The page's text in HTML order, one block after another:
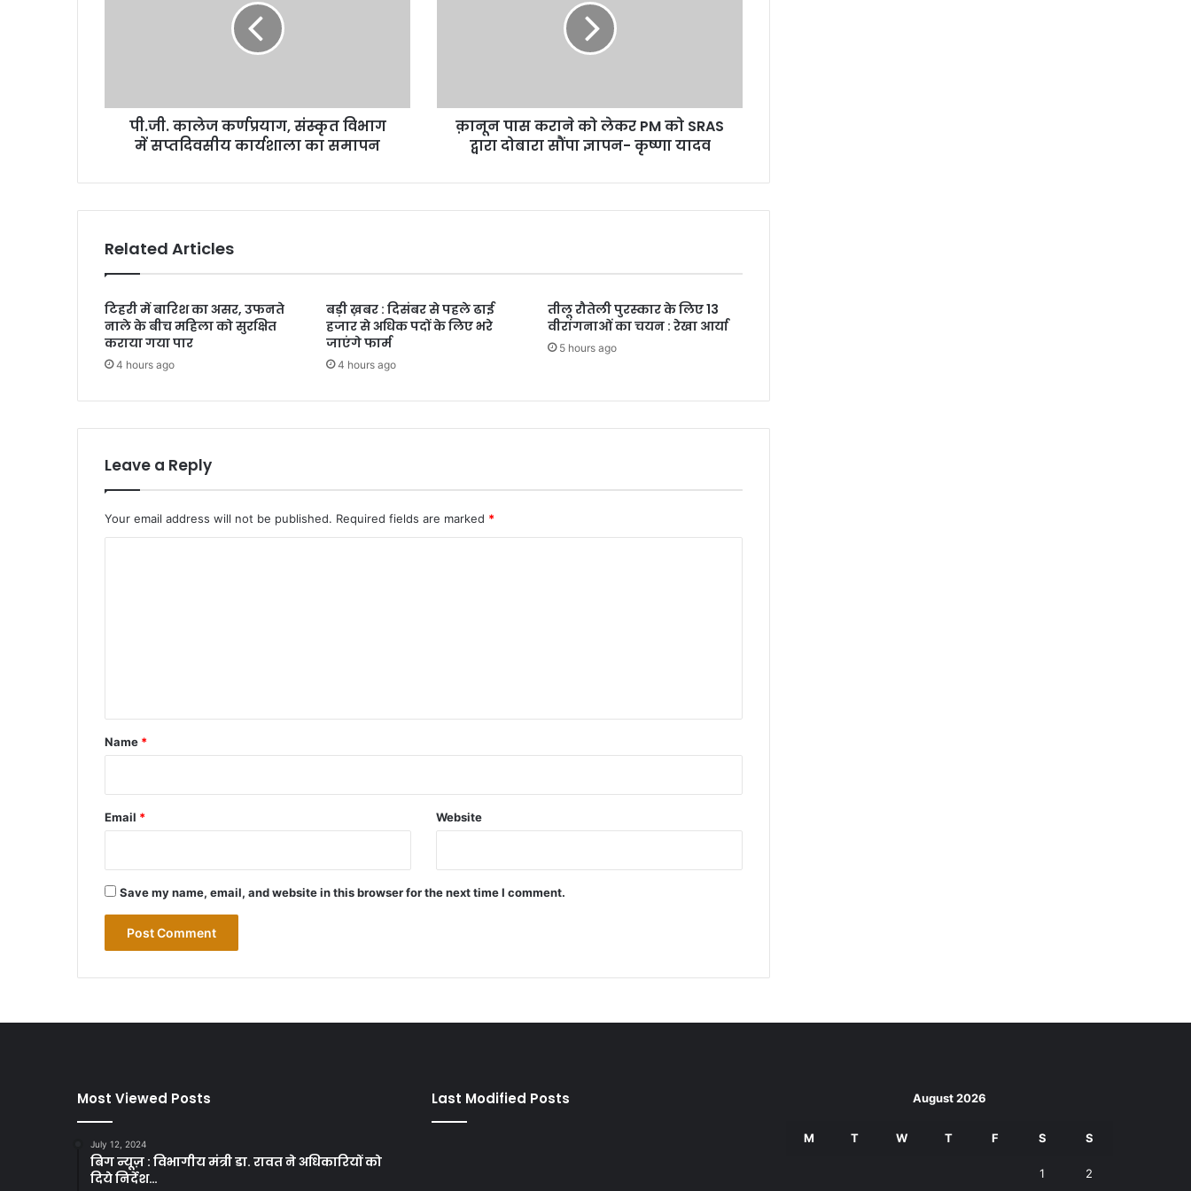
का
समापनपी.जी. कालेज कर्णप्रयाग, संस्कृत विभाग
में सप्तदिवसीय कार्यशाला का समापन
द्वारा
दोबारा
कृष्णा
क़ानून पास कराने को लेकर PM को SRAS
द्वारा दोबारा सौंपा ज्ञापन- कृष्णा यादव
Related Articles
टिहरी में बारिश का असर, उफनते
नाले के बीच महिला को सुरक्षित
कराया गया पार
4 hours ago
बड़ी ख़बर : दिसंबर से पहले ढाई
हजार से अधिक पदों के लिए भरे
जाएंगे फार्म
4 hours ago
तीलू रौतेली पुरस्कार के लिए 13
वीरांगनाओं का चयन : रेखा आर्या
5 hours ago
Leave a Reply
Your email address will not be published. Required fields are marked *
*
Name *
Email * Website
Save my name, email, and website in this browser for the next time I comment.
Most Viewed Posts
July 12, 2024
बिग न्यूज़ : विभागीय मंत्री डा. रावत ने अधिकारियों को
दिये निर्देश…
Last Modified Posts August 2026
M T W T F S S
1 2